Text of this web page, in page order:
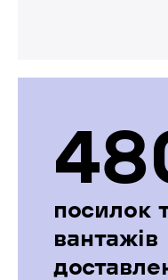
посилок
вантажів